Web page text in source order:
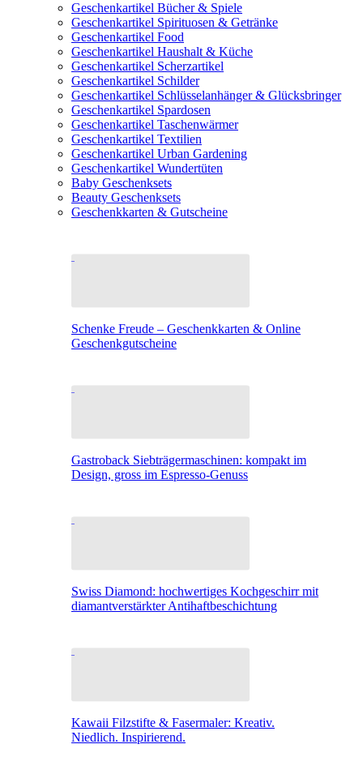
Geschenkartikel Bücher & Spiele
Geschenkartikel Spirituosen & Getränke
Geschenkartikel Food
Geschenkartikel Haushalt & Küche
Geschenkartikel Scherzartikel
Geschenkartikel Schilder
Geschenkartikel Schlüsselanhänger & Glücksbringer
Geschenkartikel Spardosen
Geschenkartikel Taschenwärmer
Geschenkartikel Textilien
Geschenkartikel Urban Gardening
Geschenkartikel Wundertüten
Baby Geschenksets
Beauty Geschenksets
Geschenkkarten & Gutscheine
Schenke Freude – Geschenkkarten & Online
Geschenkgutscheine
Gastroback Siebträgermaschinen: kompakt im
Design, gross im Espresso-Genuss
Swiss Diamond: hochwertiges Kochgeschirr mit
diamantverstärkter Antihaftbeschichtung
Kawaii Filzstifte & Fasermaler: Kreativ.
Niedlich. Inspirierend.